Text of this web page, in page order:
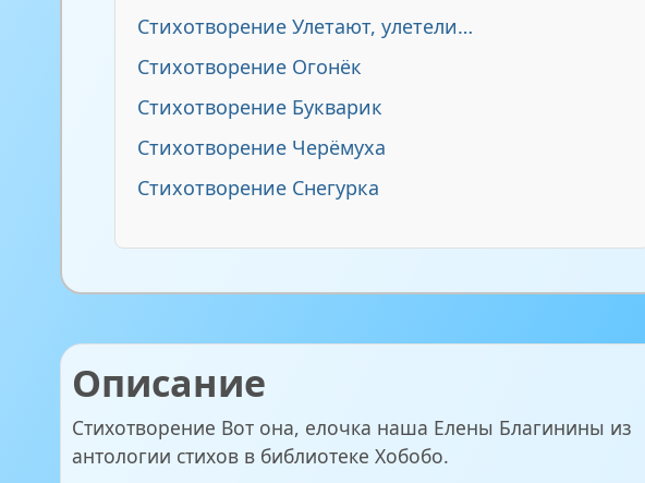
Стихотворение Улетают, улетели…
Стихотворение Огонёк
Стихотворение Букварик
Стихотворение Черёмуха
Стихотворение Снегурка
Описание
Стихотворение Вот она, елочка наша Елены Благинины из
антологии стихов в библиотеке Хобобо.